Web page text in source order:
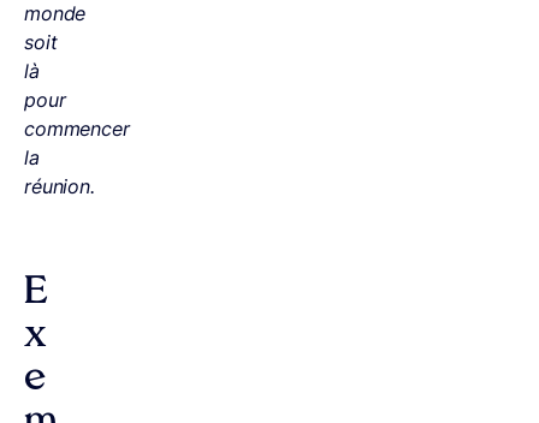
monde
soit
là
pour
commencer
la
réunion.
E
x
e